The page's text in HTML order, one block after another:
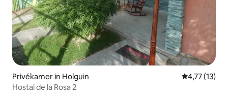
Privékamer in Holguin Gemiddelde
4,77 (13)
Hostal de la Rosa 2